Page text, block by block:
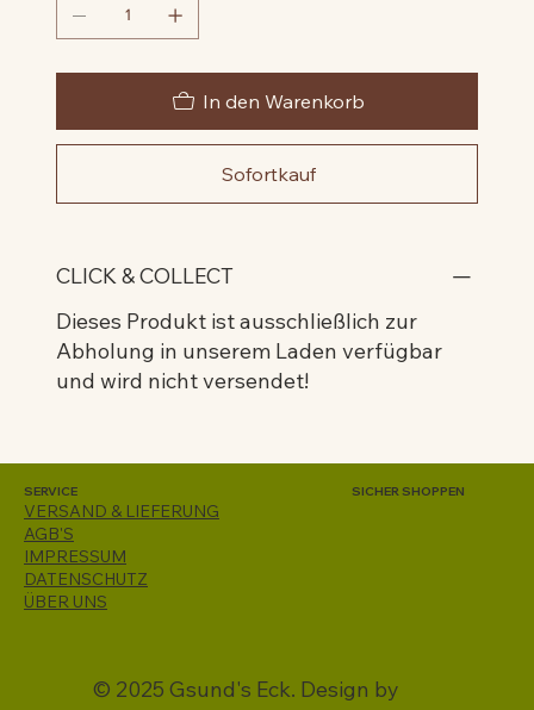
In den Warenkorb
Sofortkauf
CLICK & COLLECT
Dieses Produkt ist ausschließlich zur
Abholung in unserem Laden verfügbar
und wird nicht versendet!
SERVICE
VERSAND & LIEFERUNG
AGB'S
IMPRESSUM
DATENSCHUTZ
ÜBER UNS
© 2025 Gsund's Eck. Design by
SICHER SHOPPEN